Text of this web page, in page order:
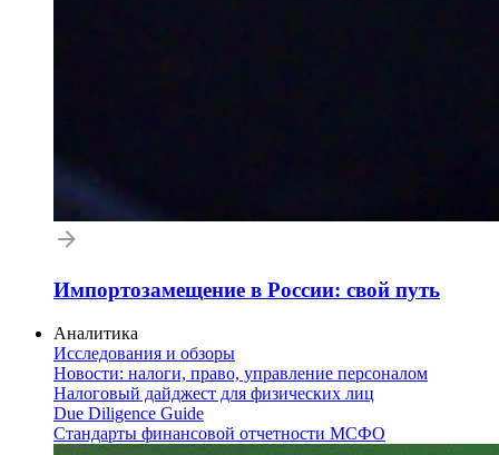
Импортозамещение в России: свой путь
Аналитика
Исследования и обзоры
Новости: налоги, право, управление персоналом
Налоговый дайджест для физических лиц
Due Diligence Guide
Стандарты финансовой отчетности МСФО